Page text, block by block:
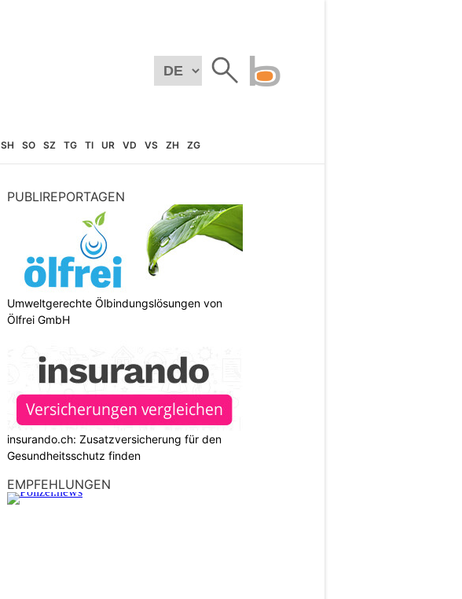
SH SO SZ TG TI UR VD VS ZH ZG
PUBLIREPORTAGEN
Umweltgerechte Ölbindungslösungen von
Ölfrei GmbH
insurando.ch: Zusatzversicherung für den
Gesundheitsschutz finden
EMPFEHLUNGEN